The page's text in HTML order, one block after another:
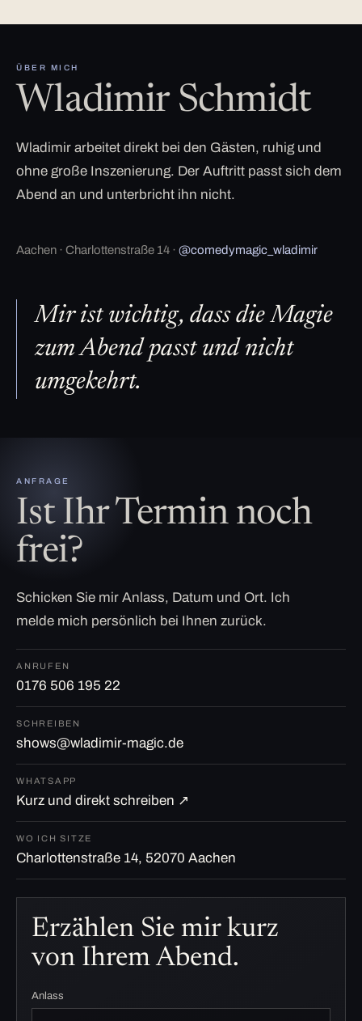
ÜBER MICH
Wladimir Schmidt
Wladimir arbeitet direkt bei den Gästen, ruhig und
ohne große Inszenierung. Der Auftritt passt sich dem
Abend an und unterbricht ihn nicht.
Aachen · Charlottenstraße 14 · @comedymagic_wladimir
Mir ist wichtig, dass die Magie
zum Abend passt und nicht
umgekehrt.
ANFRAGE
Ist Ihr Termin noch
frei?
Schicken Sie mir Anlass, Datum und Ort. Ich
melde mich persönlich bei Ihnen zurück.
ANRUFEN
0176 506 195 22
SCHREIBEN
shows@wladimir-magic.de
WHATSAPP
Kurz und direkt schreiben ↗
WO ICH SITZE
Charlottenstraße 14, 52070 Aachen
Erzählen Sie mir kurz
von Ihrem Abend.
Anlass